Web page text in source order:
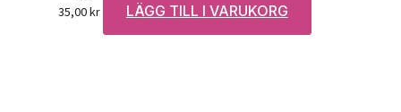
35,00kr LÄGG TILL I VARUKORG